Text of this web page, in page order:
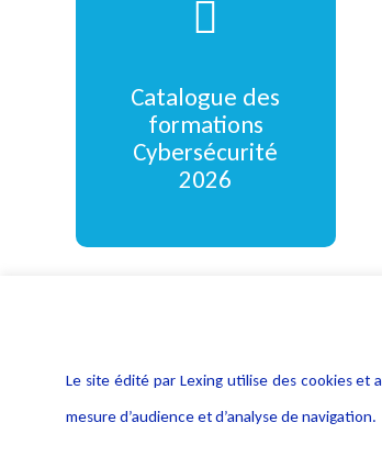
Catalogue des
formations
Cybersécurité
2026
Cliquez pour en
savoir plus
Le site édité par Lexing utilise des cookies
mesure d’audience et d’analyse de navigation.